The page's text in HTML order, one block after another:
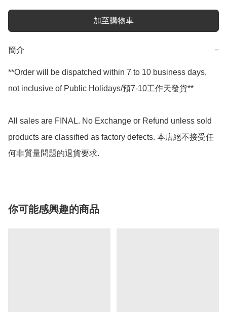
加至購物車
簡介 −
**Order will be dispatched within 7 to 10 business days,
not inclusive of Public Holidays/預7-10工作天發貨**
All sales are FINAL. No Exchange or Refund unless sold
products are classified as factory defects. 本店絕不接受任
何非質量問題的退貨要求.
你可能感興趣的商品